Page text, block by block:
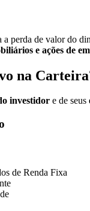
perda de valor do
e ações de
na
investidor e de seus
de Renda Fixa